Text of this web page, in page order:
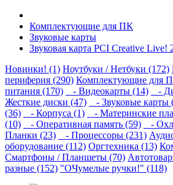
Комплектующие для ПК
Звуковые карты
Звуковая карта PCI Creative Live!
Новинки! (1) Ноутбуки / Нетбуки (172)
периферия (290) Комплектующие для
питания (170)
- Видеокарты (14) -
Жесткие диски (47)
- Звуковые карты
(36)
- Корпуса (1) - Материнские
(10)
- Оперативная память (59) -
Планки (23)
- Процессоры (231)
оборудование (112) Оргтехника (13)
Смартфоны / Планшеты (70)
разные (152) "ОЧумелые ручки!" (118)